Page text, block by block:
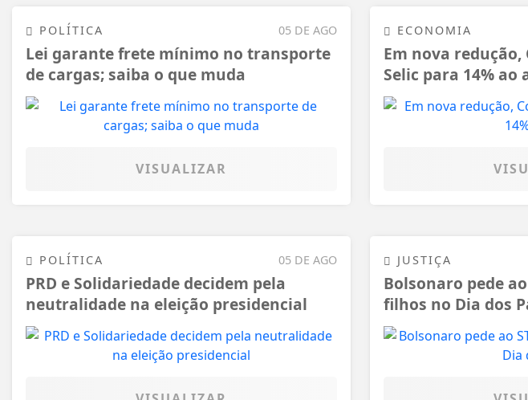
05 DE AGO
POLÍTICA
Lei garante frete mínimo no transporte
de cargas; saiba o que muda
VISUALIZAR
ECONOMIA
Em nova
Selic para 14% ao
05 DE AGO
POLÍTICA
PRD e Solidariedade decidem pela
neutralidade na eleição presidencial
JUSTIÇA
Bolsonaro pede
filhos no Dia dos